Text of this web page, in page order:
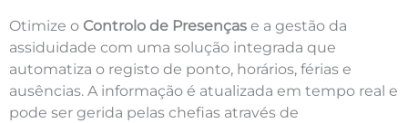
Otimize o Controlo de Presenças e a gestão da
assiduidade com uma solução integrada que
automatiza o registo de ponto, horários, férias e
ausências. A informação é atualizada em tempo real e
pode ser gerida pelas chefias através de